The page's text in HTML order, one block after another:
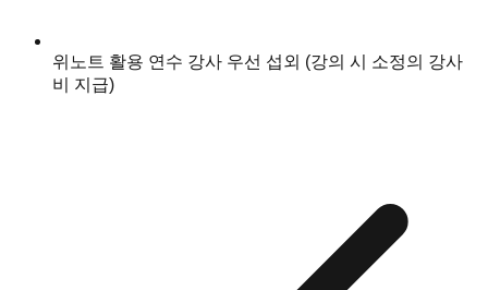
위노트 활용 연수 강사 우선 섭외 (강의 시 소정의 강사
비 지급)